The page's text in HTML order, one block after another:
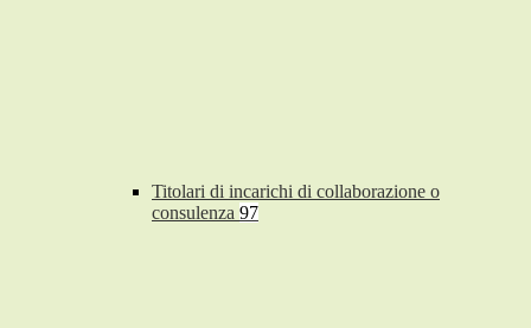
Titolari di incarichi di collaborazione o
consulenza 97